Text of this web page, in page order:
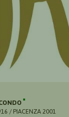
/ PIACENZA 2001